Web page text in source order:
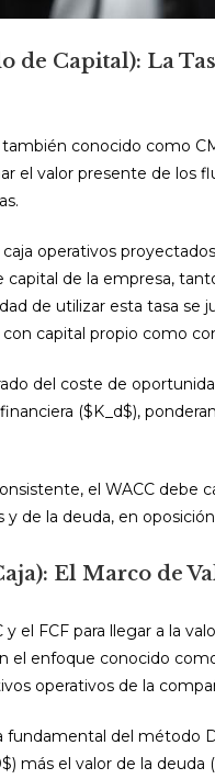
de Capital): La
conocido como
el valor presente de los
operativos
de la empresa,
de utilizar esta tasa se
capital propio como
del coste de
($K_d$),
el WACC debe
de la deuda, en
El Marco de
el FCF para llegar a la
el enfoque conocido
operativos de la
fundamental del método
más el valor de la deuda